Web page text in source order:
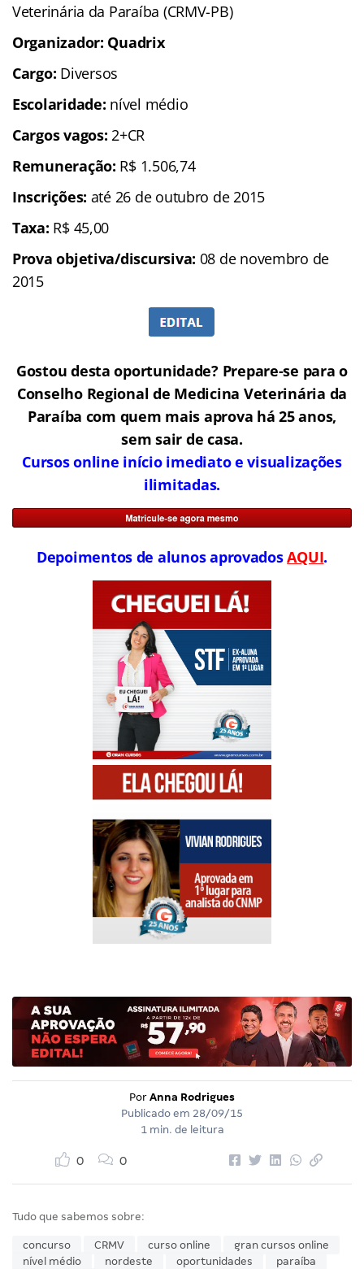
Veterinária da Paraíba (CRMV-PB)
Organizador: Quadrix
Cargo: Diversos
Escolaridade: nível médio
Cargos vagos: 2+CR
Remuneração: R$ 1.506,74
Inscrições: até 26 de outubro de 2015
Taxa: R$ 45,00
Prova objetiva/discursiva: 08 de novembro de
2015
Gostou desta oportunidade? Prepare-se para o
Conselho Regional de Medicina Veterinária da
Paraíba com quem mais aprova há 25 anos,
sem sair de casa.
Cursos online início imediato e visualizações
ilimitadas.
Depoimentos de alunos aprovadosAQUI.
Por Anna Rodrigues
Publicado em 28/09/15
1 min. de leitura
0 0
Tudo que sabemos sobre:
concurso CRMV curso online
gran cursos online
nível médio
nordeste oportunidades paraíba